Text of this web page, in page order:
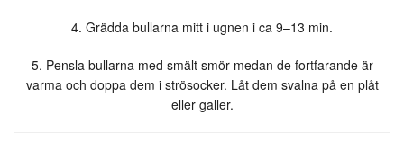
4. Grädda bullarna mitt i ugnen i ca 9–13 min.
5. Pensla bullarna med smält smör medan de fortfarande är
varma och doppa dem i strösocker. Låt dem svalna på en plåt
eller galler.